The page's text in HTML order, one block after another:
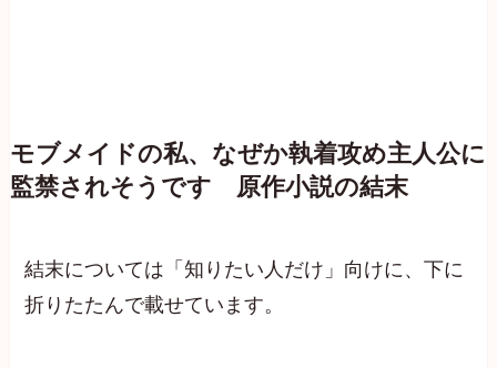
モブメイドの私、なぜか執着攻め主人公に
監禁されそうです 原作小説の結末
結末については「知りたい人だけ」向けに、下に
折りたたんで載せています。